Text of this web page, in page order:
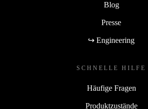
Blog
Presse
↪ Engineering
SCHNELLE HILFE
Häufige Fragen
Produktzustände